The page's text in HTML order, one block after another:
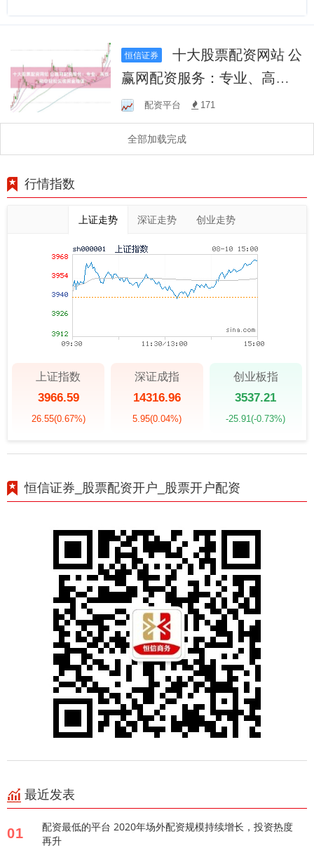
恒信证券
十大股票配资网站 公
赢网配资服务：专业、高
效，助您轻松实现资金增
值！
配资平台 171
全部加载完成
行情指数
上证走势 深证走势 创业走势
上证指数
3966.59
26.55(0.67%)
深证成指
14316.96
5.95(0.04%)
创业板指
3537.21
-25.91(-0.73%)
恒信证券_股票配资开户_股票开户配资
最近发表
01
配资最低的平台 2020年场外配资规模持续增长，投资热度
再升